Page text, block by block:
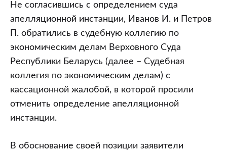
Не согласившись с определением суда
апелляционной инстанции, Иванов И. и Петров
П. обратились в судебную коллегию по
экономическим делам Верховного Суда
Республики Беларусь (далее – Судебная
коллегия по экономическим делам) с
кассационной жалобой, в которой просили
отменить определение апелляционной
инстанции.
В обоснование своей позиции заявители